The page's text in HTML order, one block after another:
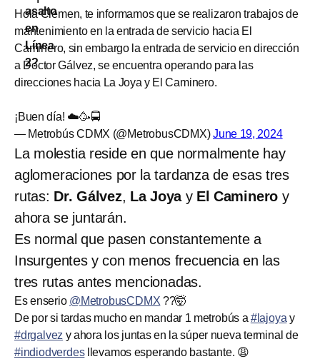
Hola Clemen, te informamos que se realizaron trabajos de
mantenimiento en la entrada de servicio hacia El
Caminero, sin embargo la entrada de servicio en dirección
a Doctor Gálvez, se encuentra operando para las
direcciones hacia La Joya y El Caminero.
¡Buen día! ☁️🥳🚍
— Metrobús CDMX (@MetrobusCDMX)June 19, 2024
La molestia reside en que normalmente hay
aglomeraciones por la tardanza de esas tres
rutas: Dr. Gálvez, La Joyay El Caminero y
ahora se juntarán.
Es normal que pasen constantemente a
Insurgentes y con menos frecuencia en las
tres rutas antes mencionadas.
Es enserio @MetrobusCDMX ??🤯
De por si tardas mucho en mandar 1 metrobús a #lajoya y
#drgalvez y ahora los juntas en la súper nueva terminal de
#indiodverdesllevamos esperando bastante. 😩